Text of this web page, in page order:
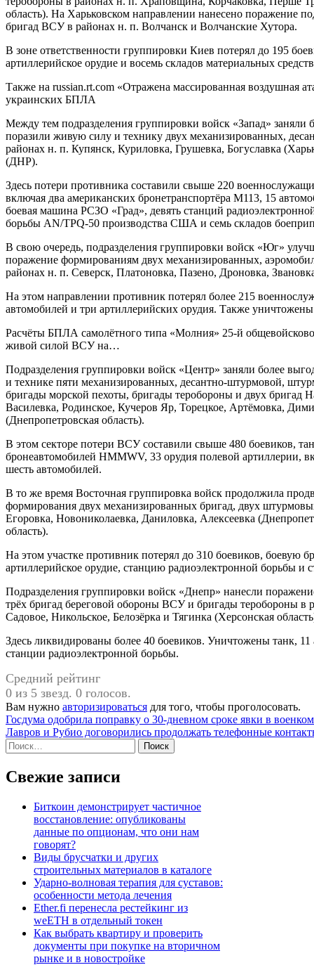
область). На Харьковском направлении нанесено поражение
бригад ВСУ в районах н. п. Волчанск и Волчанские Хутора.
В зоне ответственности группировки Киев потерял до 195
артиллерийское орудие и восемь складов материальных
Также на russian.rt.com «Отражена массированная воздушная
украинских БПЛА
Между тем подразделения группировки войск «Запад»
поразили живую силу и технику двух механизированных,
районах н. п. Купянск, Куриловка, Грушевка, Богуславка
(ДНР).
Здесь потери противника составили свыше 220
включая два американских бронетранспортёра М113, 15
боевая машина РСЗО «Град», девять станций
борьбы AN/TPQ-50 производства США и семь складов
В свою очередь, подразделения группировки войск «Юг»
поражение формированиям двух механизированных,
районах н. п. Северск, Платоновка, Пазено, Дроновка,
На этом направлении противник потерял более 215
автомобилей и три артиллерийских орудия. Также
Расчёты БПЛА самолётного типа «Молния» 25-й
живой силой ВСУ на…
Подразделения группировки войск «Центр» заняли более
и технике пяти механизированных, десантно-штурмовой,
бригады морской пехоты, бригады теробороны и двух бригад
Василевка, Родинское, Кучеров Яр, Торецкое, Артёмовка,
(Днепропетровская область).
В этом секторе потери ВСУ составили свыше 480 боевиков,
бронеавтомобилей HMMWV, 33 орудия полевой артиллерии,
шесть автомобилей.
В то же время Восточная группировка войск продолжила
формирования двух механизированных бригад, двух
Егоровка, Новониколаевка, Даниловка, Алексеевка
область).
На этом участке противник потерял до 310 боевиков, боевую
артиллерийское орудие, станцию радиоэлектронной борьбы и
Подразделения группировки войск «Днепр» нанесли
трёх бригад береговой обороны ВСУ и бригады теробороны в
Садовое, Никольское, Белозёрка и Тягинка (Херсонская
Здесь ликвидированы более 40 боевиков. Уничтожены танк,
станции радиоэлектронной борьбы.
Средний рейтинг
0 из 5 звезд. 0 голосов.
Вам нужно авторизироваться для того, чтобы проголосовать.
Навигация
по
записям
Госдума одобрила поправку о 30-дневном сроке явки в
Лавров и Рубио договорились продолжать телефонные
Найти:
Свежие записи
Биткоин демонстрирует частичное
восстановление: опубликованы
данные по опционам, что они нам
говорят?
Виды брусчатки и других
строительных материалов в каталоге
Ударно-волновая терапия для суставов:
особенности метода лечения
Ether.fi перенесла рестейкинг из
weETH в отдельный токен
Как выбрать квартиру и проверить
документы при покупке на вторичном
рынке и в новостройке